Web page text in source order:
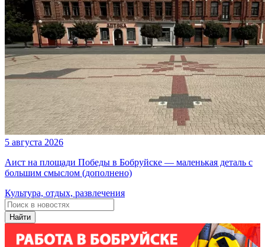
5 августа 2026
Аист на площади Победы в Бобруйске — маленькая деталь с
большим смыслом (дополнено)
Культура, отдых, развлечения
Найти